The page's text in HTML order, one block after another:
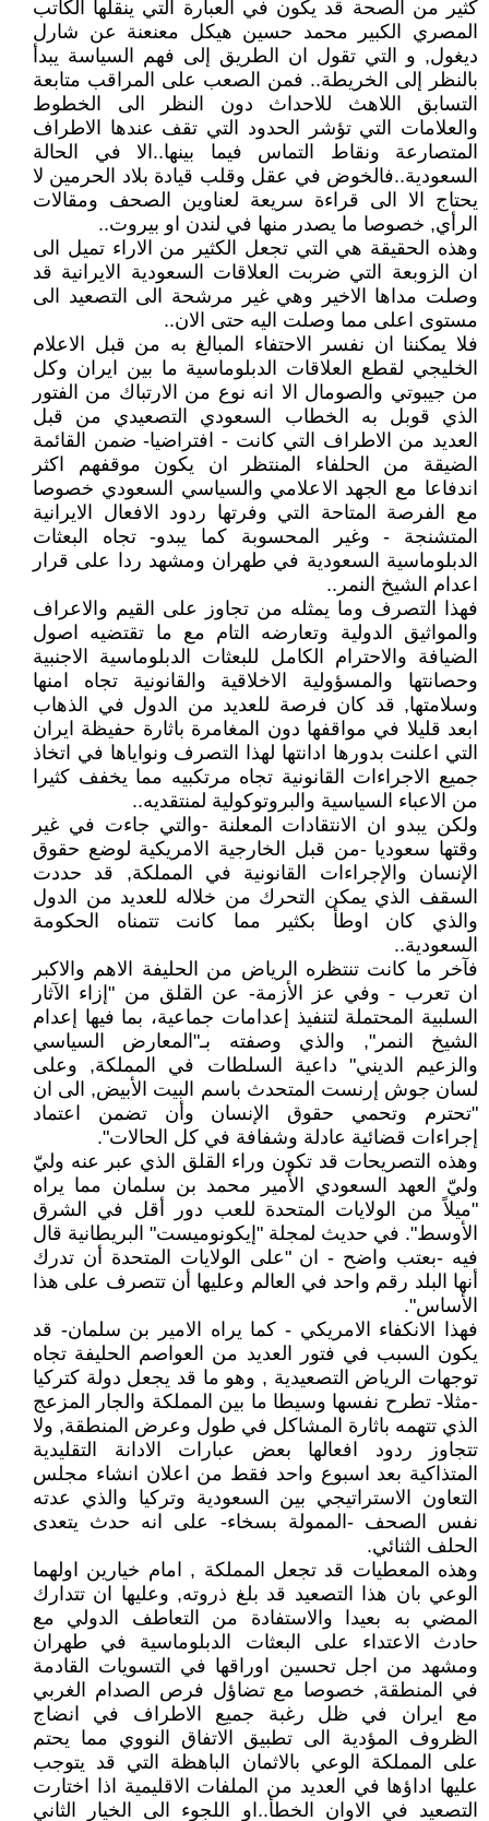
كثير من الصحة قد يكون في العبارة التي ينقلها الكاتب
المصري الكبير محمد حسين هيكل معنعنة عن شارل
ديغول, و التي تقول ان الطريق إلى فهم السياسة يبدأ
بالنظر إلى الخريطة.. فمن الصعب على المراقب متابعة
التسابق اللاهث للاحداث دون النظر الى الخطوط
والعلامات التي تؤشر الحدود التي تقف عندها الاطراف
المتصارعة ونقاط التماس فيما بينها..الا في الحالة
السعودية..فالخوض في عقل وقلب قيادة بلاد الحرمين لا
يحتاج الا الى قراءة سريعة لعناوين الصحف ومقالات
الرأي, خصوصا ما يصدر منها في لندن او بيروت..
وهذه الحقيقة هي التي تجعل الكثير من الاراء تميل الى
ان الزوبعة التي ضربت العلاقات السعودية الايرانية قد
وصلت مداها الاخير وهي غير مرشحة الى التصعيد الى
مستوى اعلى مما وصلت اليه حتى الان..
فلا يمكننا ان نفسر الاحتفاء المبالغ به من قبل الاعلام
الخليجي لقطع العلاقات الدبلوماسية ما بين ايران وكل
من جيبوتي والصومال الا انه نوع من الارتباك من الفتور
الذي قوبل به الخطاب السعودي التصعيدي من قبل
العديد من الاطراف التي كانت - افتراضيا- ضمن القائمة
الضيقة من الحلفاء المنتظر ان يكون موقفهم اكثر
اندفاعا مع الجهد الاعلامي والسياسي السعودي خصوصا
مع الفرصة المتاحة التي وفرتها ردود الافعال الايرانية
المتشنجة - وغير المحسوبة كما يبدو- تجاه البعثات
الدبلوماسية السعودية في طهران ومشهد ردا على قرار
اعدام الشيخ النمر..
فهذا التصرف وما يمثله من تجاوز على القيم والاعراف
والمواثيق الدولية وتعارضه التام مع ما تقتضيه اصول
الضيافة والاحترام الكامل للبعثات الدبلوماسية الاجنبية
وحصانتها والمسؤولية الاخلاقية والقانونية تجاه امنها
وسلامتها, قد كان فرصة للعديد من الدول في الذهاب
ابعد قليلا في مواقفها دون المغامرة باثارة حفيظة ايران
التي اعلنت بدورها ادانتها لهذا التصرف ونواياها في اتخاذ
جميع الاجراءات القانونية تجاه مرتكبيه مما يخفف كثيرا
من الاعباء السياسية والبروتوكولية لمنتقديه..
ولكن يبدو ان الانتقادات المعلنة -والتي جاءت في غير
وقتها سعوديا -من قبل الخارجية الامريكية لوضع حقوق
الإنسان والإجراءات القانونية في المملكة, قد حددت
السقف الذي يمكن التحرك من خلاله للعديد من الدول
والذي كان اوطأ بكثير مما كانت تتمناه الحكومة
السعودية..
فآخر ما كانت تنتظره الرياض من الحليفة الاهم والاكبر
ان تعرب - وفي عز الأزمة- عن القلق من "إزاء الآثار
السلبية المحتملة لتنفيذ إعدامات جماعية، بما فيها إعدام
الشيخ النمر", والذي وصفته بـ"المعارض السياسي
والزعيم الديني" داعية السلطات في المملكة, وعلى
لسان جوش إرنست المتحدث باسم البيت الأبيض, الى ان
"تحترم وتحمي حقوق الإنسان وأن تضمن اعتماد
إجراءات قضائية عادلة وشفافة في كل الحالات".
وهذه التصريحات قد تكون وراء القلق الذي عبر عنه وليّ
وليّ العهد السعودي الأمير محمد بن سلمان مما يراه
"ميلاً من الولايات المتحدة للعب دور أقل في الشرق
الأوسط". في حديث لمجلة "إيكونوميست" البريطانية قال
فيه -بعتب واضح - ان "على الولايات المتحدة أن تدرك
أنها البلد رقم واحد في العالم وعليها أن تتصرف على هذا
الأساس".
فهذا الانكفاء الامريكي - كما يراه الامير بن سلمان- قد
يكون السبب في فتور العديد من العواصم الحليفة تجاه
توجهات الرياض التصعيدية , وهو ما قد يجعل دولة كتركيا
-مثلا- تطرح نفسها وسيطا ما بين المملكة والجار المزعج
الذي تتهمه باثارة المشاكل في طول وعرض المنطقة, ولا
تتجاوز ردود افعالها بعض عبارات الادانة التقليدية
المتذاكية بعد اسبوع واحد فقط من اعلان انشاء مجلس
التعاون الاستراتيجي بين السعودية وتركيا والذي عدته
نفس الصحف -الممولة بسخاء- على انه حدث يتعدى
الحلف الثنائي.
وهذه المعطيات قد تجعل المملكة , امام خيارين اولهما
الوعي بان هذا التصعيد قد بلغ ذروته, وعليها ان تتدارك
المضي به بعيدا والاستفادة من التعاطف الدولي مع
حادث الاعتداء على البعثات الدبلوماسية في طهران
ومشهد من اجل تحسين اوراقها في التسويات القادمة
في المنطقة, خصوصا مع تضاؤل فرص الصدام الغربي
مع ايران في ظل رغبة جميع الاطراف في انضاج
الظروف المؤدية الى تطبيق الاتفاق النووي مما يحتم
على المملكة الوعي بالاثمان الباهظة التي قد يتوجب
عليها اداؤها في العديد من الملفات الاقليمية اذا اختارت
التصعيد في الاوان الخطأ..او اللجوء الى الخيار الثاني